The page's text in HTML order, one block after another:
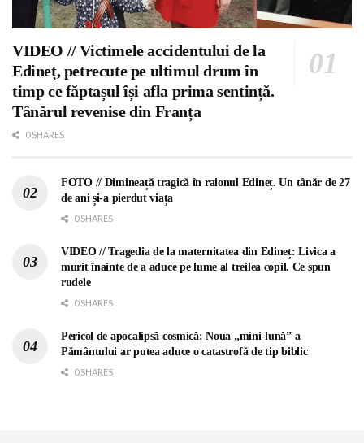
VIDEO // Victimele accidentului de la
Edineț, petrecute pe ultimul drum în
timp ce făptașul își afla prima sentință.
Tânărul revenise din Franța
0 SHARES
FOTO // Dimineață tragică în raionul Edineț. Un tânăr de 27
de ani și-a pierdut viața
0 SHARES
VIDEO // Tragedia de la maternitatea din Edineț: Livica a
murit înainte de a aduce pe lume al treilea copil. Ce spun
rudele
0 SHARES
Pericol de apocalipsă cosmică: Noua „mini-lună” a
Pământului ar putea aduce o catastrofă de tip biblic
0 SHARES